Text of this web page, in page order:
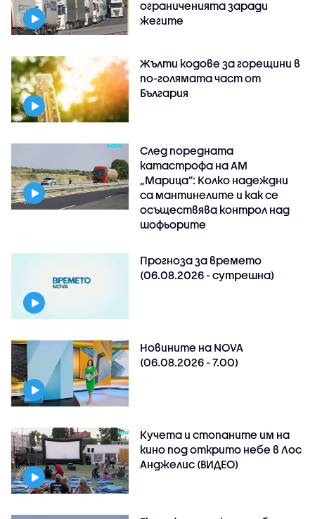
ограниченията заради
жегите
Жълти кодове за горещини в
по-голямата част от
България
След поредната
катастрофа на АМ
„Марица”: Колко надеждни
са мантинелите и как се
осъществява контрол над
шофьорите
Прогноза за времето
(06.08.2026 - сутрешна)
Новините на NOVA
(06.08.2026 - 7.00)
Кучета и стопаните им на
кино под открито небе в Лос
Анджелис (ВИДЕО)